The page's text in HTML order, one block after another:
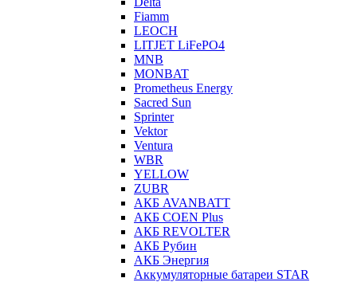
Fiamm
LEOCH
LITJET LiFePO4
MNB
MONBAT
Prometheus Energy
Sacred Sun
Sprinter
Vektor
Ventura
WBR
YELLOW
ZUBR
АКБ AVANBATT
АКБ COEN Plus
АКБ REVOLTER
АКБ Рубин
АКБ Энергия
Аккумуляторные батареи STAR